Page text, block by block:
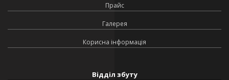
Прайс
Галерея
Корисна інформація
Відділ збуту